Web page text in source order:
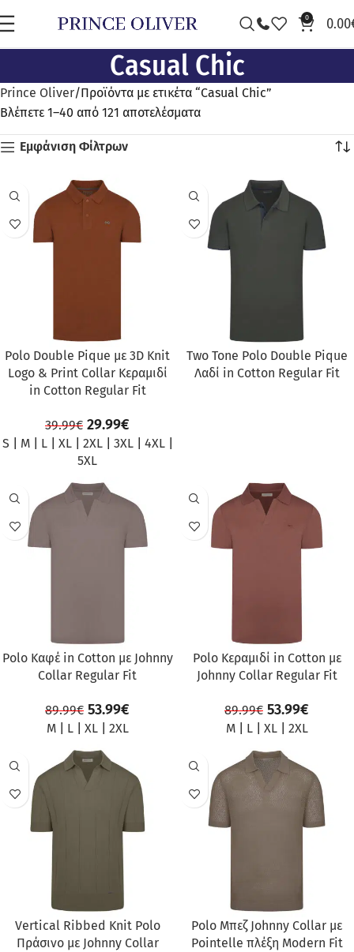
0 0.00
Casual Chic
Prince Oliver Προϊόντα με ετικέτα “Casual Chic”
Βλέπετε 1–40 από 121 αποτελέσματα
Εμφάνιση Φίλτρων
ΠΡΟΣΦΟΡΆ
Polo Double Pique με 3D Knit
Logo & Print Collar Κεραμιδί
in Cotton Regular Fit
39.99€ 29.99€
S M| L| XL| 2XL| 3XL| 4XL|
5XL
Two Tone Polo Double Pique
Λαδί in Cotton Regular Fit
ΠΡΟΣΦΟΡΆ
Polo Καφέ in Cotton με Johnny
Collar Regular Fit
89.99€ 53.99€
M| L| XL| 2XL
ΠΡΟΣΦΟΡΆ
Polo Κεραμιδί in Cotton με
Johnny Collar Regular Fit
89.99€ 53.99€
M| L| XL| 2XL
ΠΡΟΣΦΟΡΆ
Vertical Ribbed Knit Polo
Πράσινο με Johnny Collar
ΠΡΟΣΦΟΡΆ
Polo Μπεζ Johnny Collar με
Pointelle πλέξη Modern Fit